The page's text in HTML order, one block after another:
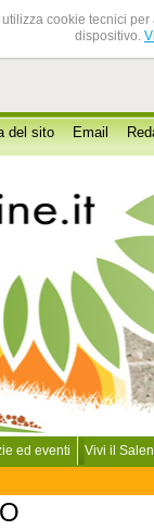
cookie tecnici
dispositivo.
del sito Email
ed eventi
Vivi il